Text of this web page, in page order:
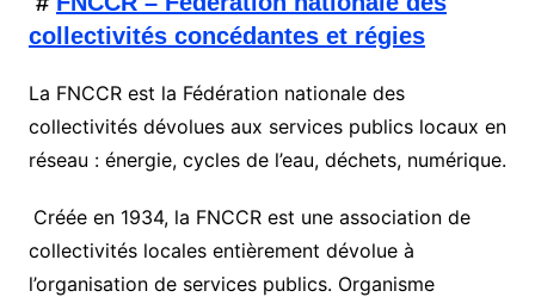
collectivités concédantes et régies
La FNCCR est la Fédération nationale des
collectivités dévolues aux services publics locaux en
réseau : énergie, cycles de l’eau, déchets, numérique.
Créée en 1934, la FNCCR est une association de
collectivités locales entièrement dévolue à
l’organisation de services publics. Organisme